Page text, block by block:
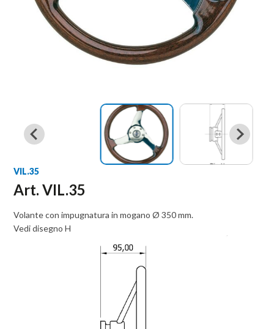
VIL.35
Art. VIL.35
Volante con impugnatura in mogano Ø 350 mm.
Vedi disegno H